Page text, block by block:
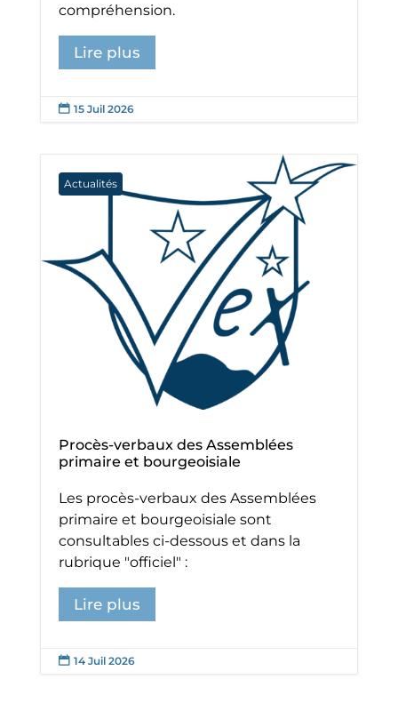
compréhension.
Lire plus
 15 Juil 2026
Actualités
Procès-verbaux des Assemblées
primaire et bourgeoisiale
Les procès-verbaux des Assemblées
primaire et bourgeoisiale sont
consultables ci-dessous et dans la
rubrique "officiel" :
Lire plus
 14 Juil 2026